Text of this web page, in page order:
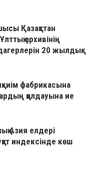
Қазақстан
архивінің
20 жылдық
фабрикасына
қолдауына ие
Азия елдері
индексінде көш